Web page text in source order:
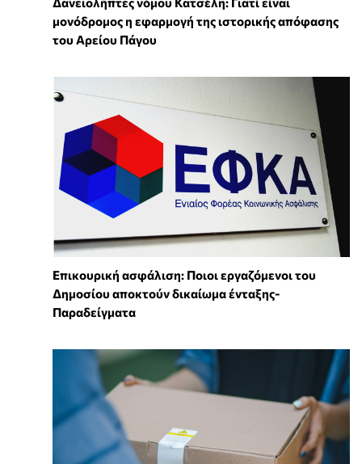
μονόδρομος η εφαρμογή της ιστορικής απόφασης
του Αρείου Πάγου
Επικουρική ασφάλιση: Ποιοι εργαζόμενοι του
Δημοσίου αποκτούν δικαίωμα ένταξης-
Παραδείγματα